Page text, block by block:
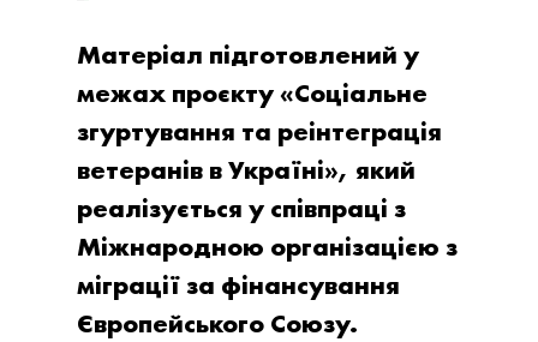
Матеріал підготовлений у
межах проєкту «Соціальне
згуртування та реінтеграція
ветеранів в Україні», який
реалізується у співпраці з
Міжнародною організацією з
міграції за фінансування
Європейського Союзу.